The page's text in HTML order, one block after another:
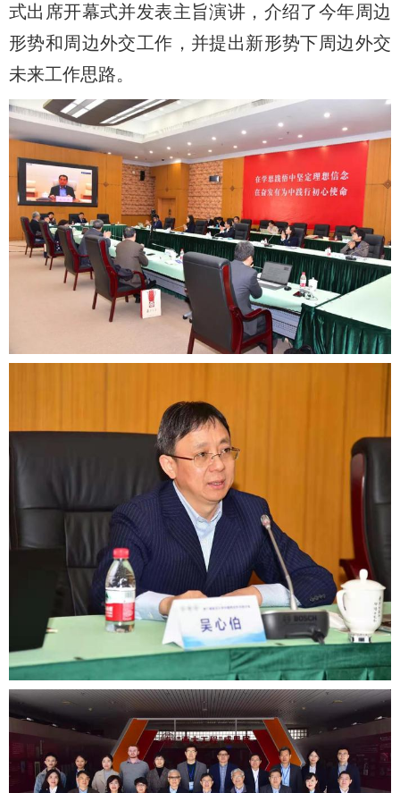
式出席开幕式并发表主旨演讲，介绍了今年周边
形势和周边外交工作，并提出新形势下周边外交
未来工作思路。